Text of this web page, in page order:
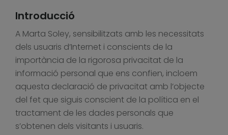
Introducció
A Marta Soley, sensibilitzats amb les necessitats
dels usuaris d’Internet i conscients de la
importància de la rigorosa privacitat de la
informació personal que ens confien, incloem
aquesta declaració de privacitat amb l’objecte
del fet que siguis conscient de la política en el
tractament de les dades personals que
s’obtenen dels visitants i usuaris.